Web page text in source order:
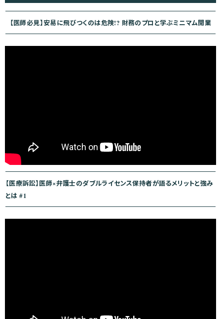
ビ
ゲ
ー
【医師必見】安易に飛びつくのは危険!? 財務のプロと学ぶミニマム開業
【医療訴訟】医師×弁護士のダブルライセンス保持者が語るメリットと強み
とは #1